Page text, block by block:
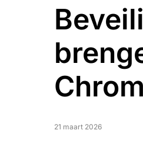
21 maart 2026